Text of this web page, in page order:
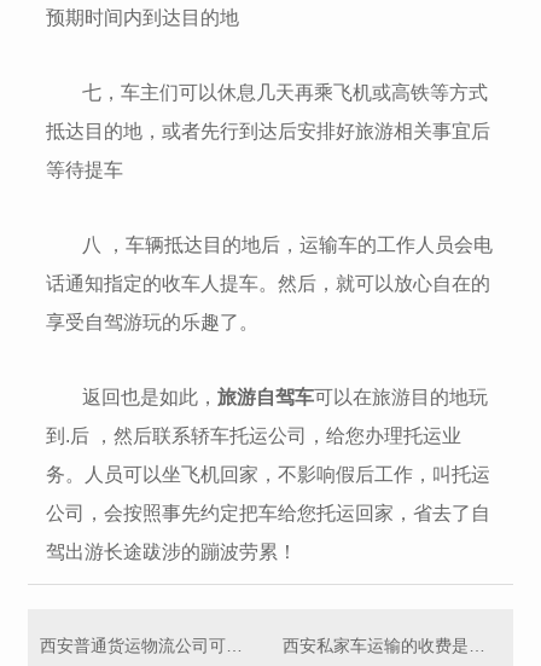
预期时间内到达目的地
七，车主们可以休息几天再乘飞机或高铁等方式
抵达目的地，或者先行到达后安排好旅游相关事宜后
等待提车
八 ，车辆抵达目的地后，运输车的工作人员会电
话通知指定的收车人提车。然后，就可以放心自在的
享受自驾游玩的乐趣了。
返回也是如此，旅游自驾车可以在旅游目的地玩
到.后 ，然后联系轿车托运公司，给您办理托运业
务。人员可以坐飞机回家，不影响假后工作，叫托运
公司，会按照事先约定把车给您托运回家，省去了自
驾出游长途跋涉的蹦波劳累！